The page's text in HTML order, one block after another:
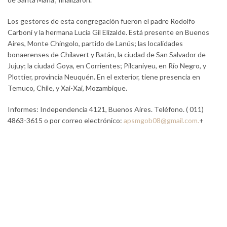
Los gestores de esta congregación fueron el padre Rodolfo
Carboni y la hermana Lucía Gil Elizalde. Está presente en Buenos
Aires, Monte Chingolo, partido de Lanús; las localidades
bonaerenses de Chilavert y Batán, la ciudad de San Salvador de
Jujuy; la ciudad Goya, en Corrientes; Pilcaniyeu, en Río Negro, y
Plottier, provincia Neuquén. En el exterior, tiene presencia en
Temuco, Chile, y Xai-Xai, Mozambique.
Informes: Independencia 4121, Buenos Aires. Teléfono. ( 011)
4863-3615 o por correo electrónico: apsmgob08@gmail.com.+